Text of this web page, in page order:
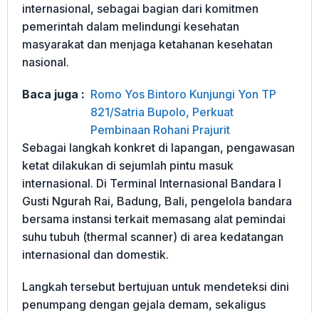
internasional, sebagai bagian dari komitmen
pemerintah dalam melindungi kesehatan
masyarakat dan menjaga ketahanan kesehatan
nasional.
Baca juga : Romo Yos Bintoro Kunjungi Yon TP
821/Satria Bupolo, Perkuat
Pembinaan Rohani Prajurit
Sebagai langkah konkret di lapangan, pengawasan
ketat dilakukan di sejumlah pintu masuk
internasional. Di Terminal Internasional Bandara I
Gusti Ngurah Rai, Badung, Bali, pengelola bandara
bersama instansi terkait memasang alat pemindai
suhu tubuh (thermal scanner) di area kedatangan
internasional dan domestik.
Langkah tersebut bertujuan untuk mendeteksi dini
penumpang dengan gejala demam, sekaligus